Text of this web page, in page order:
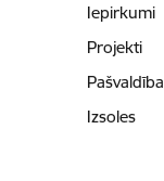
Iepirkumi
Projekti
Pašvaldība
Izsoles